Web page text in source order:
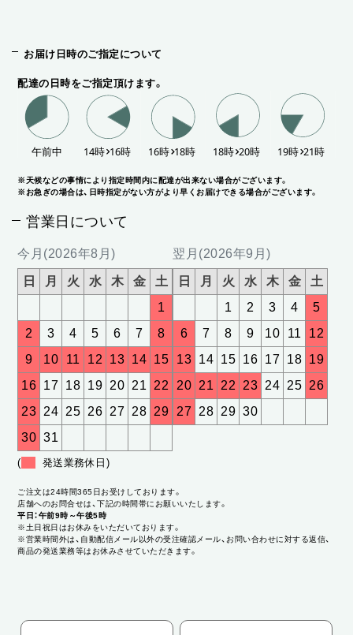
お届け日時のご指定について
配達の日時をご指定頂けます。
※天候などの事情により指定時間内に配達が出来ない場合がございます。
※お急ぎの場合は、日時指定がない方がより早くお届けできる場合がございます。
営業日について
今月(2026年8月)
日 月 火 水 木 金
土
1
2
3 4 5 6 7
8
9
10 11 12 13 14 15
16 17 18 19 20 21
22
23 24 25 26 27 28 29
30 31
翌月(2026年9月)
日 月 火 水 木 金
土
1
2 3 4
5
6
7 8 9 10 11
12
13 14 15 16 17 18 19
20 21 22 23 24 25 26
27 28 29 30
( 発送業務休日)
ご注文は24時間365日お受けしております。
店舗へのお問合せは、下記の時間帯にお願いいたします。
平日：午前9時～午後5時
※土日祝日はお休みをいただいております。
※営業時間外は、自動配信メール以外の受注確認メール、お問い合わせに対する返信、
商品の発送業務等はお休みさせていただきます。